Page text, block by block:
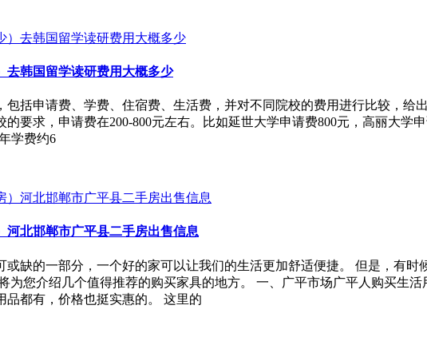
去韩国留学读研费用大概多少
包括申请费、学费、住宿费、生活费，并对不同院校的费用进行比较，
要求，申请费在200-800元左右。比如延世大学申请费800元，高丽大学
学费约6
河北邯郸市广平县二手房出售信息
或缺的一部分，一个好的家可以让我们的生活更加舒适便捷。 但是，有
为您介绍几个值得推荐的购买家具的地方。 一、广平市场广平人购买生
都有，价格也挺实惠的。 这里的